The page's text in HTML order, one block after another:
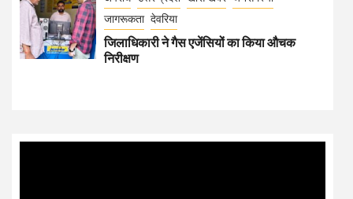
जागरूकता देवरिया
जिलाधिकारी ने गैस एजेंसियों का किया औचक
निरीक्षण